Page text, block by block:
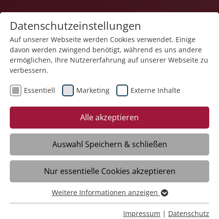
Quartiersarbeit
Mehrgenerationenhaus –
Gänsbühl
Ravensburg
Datenschutzeinstellungen
Auf unserer Webseite werden Cookies verwendet. Einige
davon werden zwingend benötigt, während es uns andere
ermöglichen, Ihre Nutzererfahrung auf unserer Webseite zu
verbessern.
Essentiell Marketing Externe Inhalte
Alle akzeptieren
Auswahl Speichern & schließen
Nur essentielle Cookies akzeptieren
Essentiell
Essentielle Cookies werden für grundlegende Funktionen
Weitere Informationen anzeigen
Impressum | Datenschutz